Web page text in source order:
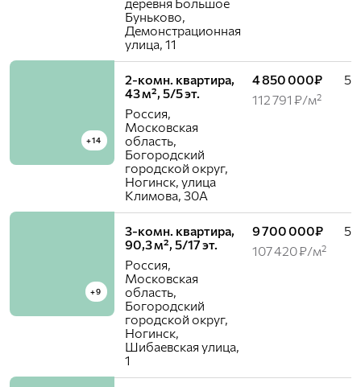
Буньково,
Демонстрационная
улица, 11
+14
2-комн. квартира,
43 м², 5/5 эт.
Россия,
Московская
область,
Богородский
городской округ,
Ногинск, улица
Климова, 30А
4 850 000₽
112 791 ₽/м²
5 /
+9
3-комн. квартира,
90,3 м², 5/17 эт.
Россия,
Московская
область,
Богородский
городской округ,
Ногинск,
Шибаевская улица,
1
9 700 000₽
107 420 ₽/м²
5 /